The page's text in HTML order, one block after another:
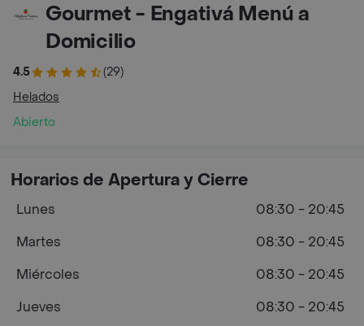
Gourmet - Engativá Menú a
Domicilio
4.5
(29)
Helados
Abierto
Horarios de Apertura y Cierre
Lunes
08:30 - 20:45
Martes
08:30 - 20:45
Miércoles
08:30 - 20:45
Jueves
08:30 - 20:45